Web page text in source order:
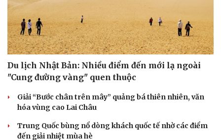
Du lịch Nhật Bản: Nhiều điểm đến mới lạ ngoài
"Cung đường vàng" quen thuộc
Giải “Bước chân trên mây” quảng bá thiên nhiên, văn
hóa vùng cao Lai Châu
Trung Quốc bùng nổ dòng khách quốc tế nhờ các điểm
đến giải nhiệt mùa hè